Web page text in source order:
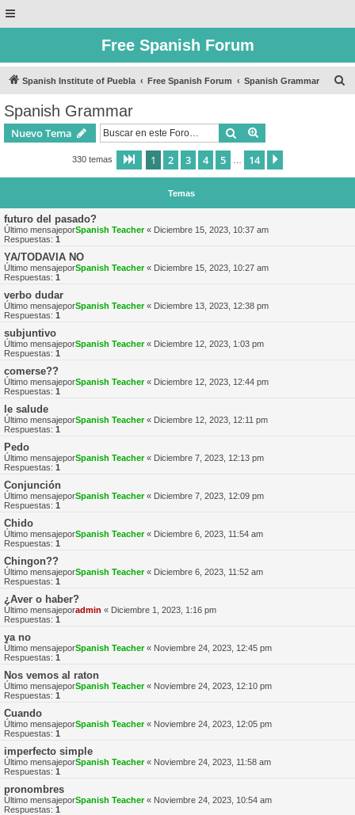
Free Spanish Forum
Spanish Institute of Puebla Free Spanish Forum Spanish Grammar
Spanish Grammar
Nuevo Tema Buscar
330 temas Página de 14
1 2 3 4 5 14
Temas
futuro del pasado?
Último mensajeporSpanish Teacher« Diciembre 15, 2023, 10:37 am
Respuestas: 1
YA/TODAVIA NO
Último mensajeporSpanish Teacher« Diciembre 15, 2023, 10:27 am
Respuestas: 1
verbo dudar
Último mensajeporSpanish Teacher« Diciembre 13, 2023, 12:38 pm
Respuestas: 1
subjuntivo
Último mensajeporSpanish Teacher« Diciembre 12, 2023, 1:03 pm
Respuestas: 1
comerse??
Último mensajeporSpanish Teacher« Diciembre 12, 2023, 12:44 pm
Respuestas: 1
le salude
Último mensajeporSpanish Teacher« Diciembre 12, 2023, 12:11 pm
Respuestas: 1
Pedo
Último mensajeporSpanish Teacher« Diciembre 7, 2023, 12:13 pm
Respuestas: 1
Conjunción
Último mensajeporSpanish Teacher« Diciembre 7, 2023, 12:09 pm
Respuestas: 1
Chido
Último mensajeporSpanish Teacher« Diciembre 6, 2023, 11:54 am
Respuestas: 1
Chingon??
Último mensajeporSpanish Teacher« Diciembre 6, 2023, 11:52 am
Respuestas: 1
¿Aver o haber?
Último mensajeporadmin « Diciembre 1, 2023, 1:16 pm
Respuestas: 1
ya no
Último mensajeporSpanish Teacher« Noviembre 24, 2023, 12:45 pm
Respuestas: 1
Nos vemos al raton
Último mensajeporSpanish Teacher« Noviembre 24, 2023, 12:10 pm
Respuestas: 1
Cuando
Último mensajeporSpanish Teacher« Noviembre 24, 2023, 12:05 pm
Respuestas: 1
imperfecto simple
Último mensajeporSpanish Teacher« Noviembre 24, 2023, 11:58 am
Respuestas: 1
pronombres
Último mensajeporSpanish Teacher« Noviembre 24, 2023, 10:54 am
Respuestas: 1